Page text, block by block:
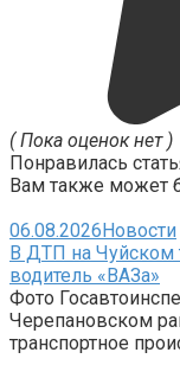
( Пока оценок нет )
Понравилась
Вам также может
06.08.2026Новости
В ДТП на Чуйском
водитель «ВАЗа»
Фото
Черепановском
транспортное